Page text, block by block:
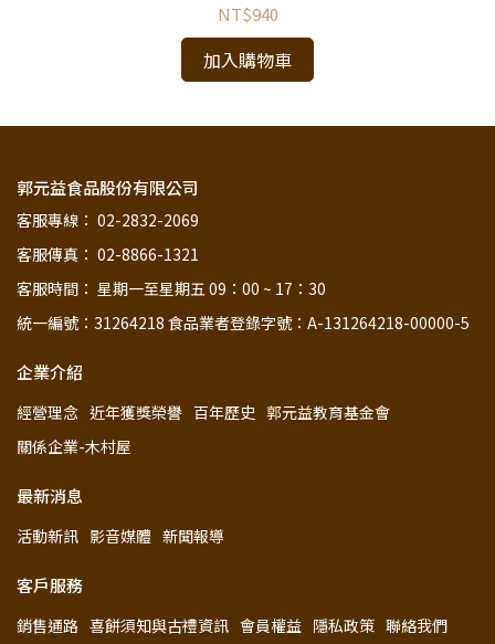
NT$940
加入購物車
郭元益食品股份有限公司
客服專線： 02-2832-2069
客服傳真： 02-8866-1321
客服時間： 星期一至星期五 09：00 ~ 17：30
統一編號：31264218 食品業者登錄字號：A-131264218-00000-5
企業介紹
經營理念 近年獲獎榮譽 百年歷史 郭元益教育基金會
關係企業-木村屋
最新消息
活動新訊 影音媒體 新聞報導
客戶服務
銷售通路 喜餅須知與古禮資訊 會員權益 隱私政策 聯絡我們